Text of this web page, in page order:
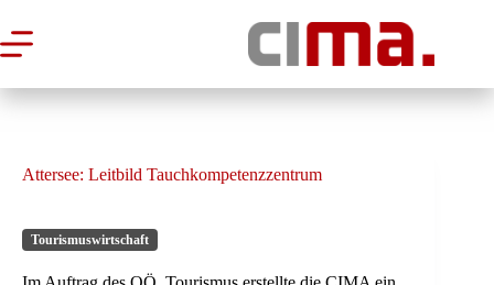
Inhalt
springen
Attersee: Leitbild Tauchkompetenzzentrum
Tourismuswirtschaft